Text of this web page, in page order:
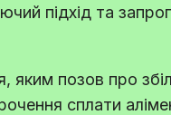
підхід та
яким позов про
сплати